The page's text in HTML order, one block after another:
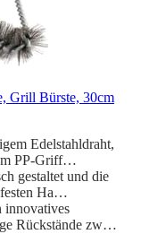
Grill Bürste, 30cm
Edelstahldraht,
PP-Griff…
gestaltet und die
festen Ha…
innovatives
Rückstände zw…